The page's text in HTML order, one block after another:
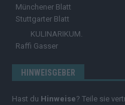
Münchener Blatt
Stuttgarter Blatt
KULINARIKUM.
Raffi Gasser
HINWEISGEBER
Hast du Hinweise? Teile sie